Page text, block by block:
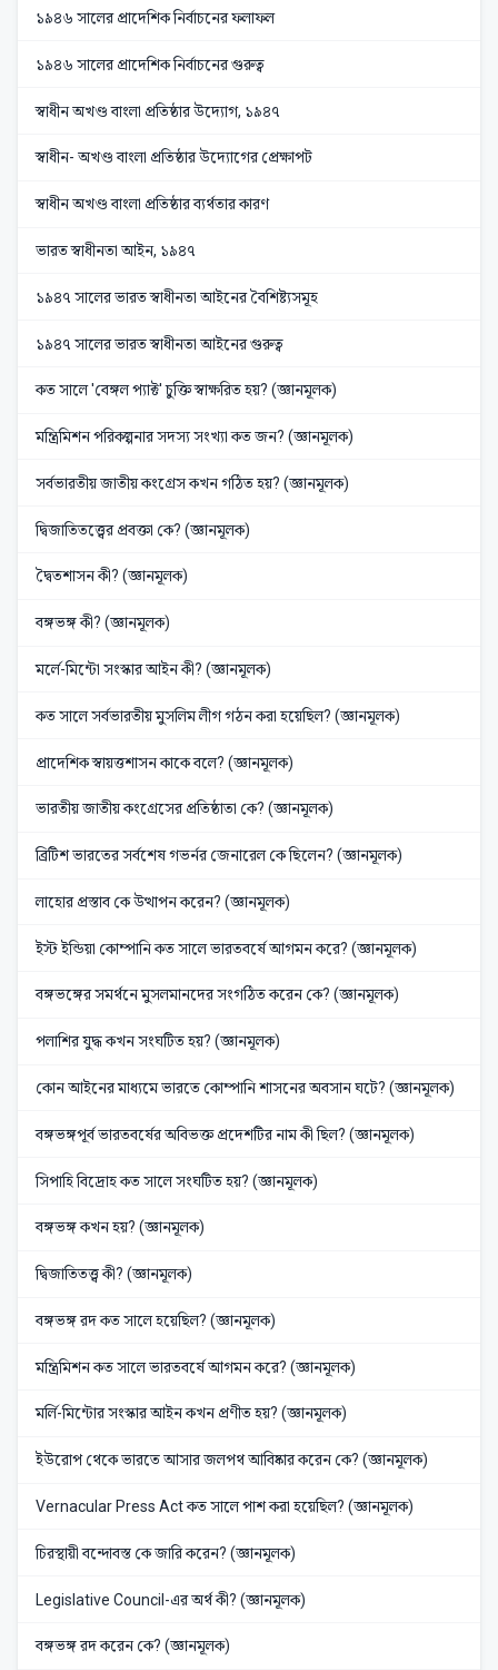
১৯৪৬ সালের প্রাদেশিক নির্বাচনের ফলাফল
১৯৪৬ সালের প্রাদেশিক নির্বাচনের গুরুত্ব
স্বাধীন অখণ্ড বাংলা প্রতিষ্ঠার উদ্যোগ, ১৯৪৭
স্বাধীন- অখণ্ড বাংলা প্রতিষ্ঠার উদ্যোগের প্রেক্ষাপট
স্বাধীন অখণ্ড বাংলা প্রতিষ্ঠার ব্যর্থতার কারণ
ভারত স্বাধীনতা আইন, ১৯৪৭
১৯৪৭ সালের ভারত স্বাধীনতা আইনের বৈশিষ্ট্যসমূহ
১৯৪৭ সালের ভারত স্বাধীনতা আইনের গুরুত্ব
কত সালে 'বেঙ্গল প্যাক্ট' চুক্তি স্বাক্ষরিত হয়? (জ্ঞানমূলক)
মন্ত্রিমিশন পরিকল্পনার সদস্য সংখ্যা কত জন? (জ্ঞানমূলক)
সর্বভারতীয় জাতীয় কংগ্রেস কখন গঠিত হয়? (জ্ঞানমূলক)
দ্বিজাতিতত্ত্বের প্রবক্তা কে? (জ্ঞানমূলক)
দ্বৈতশাসন কী? (জ্ঞানমূলক)
বঙ্গভঙ্গ কী? (জ্ঞানমূলক)
মর্লে-মিন্টো সংস্কার আইন কী? (জ্ঞানমূলক)
কত সালে সর্বভারতীয় মুসলিম লীগ গঠন করা হয়েছিল? (জ্ঞানমূলক)
প্রাদেশিক স্বায়ত্তশাসন কাকে বলে? (জ্ঞানমূলক)
ভারতীয় জাতীয় কংগ্রেসের প্রতিষ্ঠাতা কে? (জ্ঞানমূলক)
ব্রিটিশ ভারতের সর্বশেষ গভর্নর জেনারেল কে ছিলেন? (জ্ঞানমূলক)
লাহোর প্রস্তাব কে উত্থাপন করেন? (জ্ঞানমূলক)
ইস্ট ইন্ডিয়া কোম্পানি কত সালে ভারতবর্ষে আগমন করে? (জ্ঞানমূলক)
বঙ্গভঙ্গের সমর্থনে মুসলমানদের সংগঠিত করেন কে? (জ্ঞানমূলক)
পলাশির যুদ্ধ কখন সংঘটিত হয়? (জ্ঞানমূলক)
কোন আইনের মাধ্যমে ভারতে কোম্পানি শাসনের অবসান ঘটে? (জ্ঞানমূলক)
বঙ্গভঙ্গপূর্ব ভারতবর্ষের অবিভক্ত প্রদেশটির নাম কী ছিল? (জ্ঞানমূলক)
সিপাহি বিদ্রোহ কত সালে সংঘটিত হয়? (জ্ঞানমূলক)
বঙ্গভঙ্গ কখন হয়? (জ্ঞানমূলক)
দ্বিজাতিতত্ত্ব কী? (জ্ঞানমূলক)
বঙ্গভঙ্গ রদ কত সালে হয়েছিল? (জ্ঞানমূলক)
মন্ত্রিমিশন কত সালে ভারতবর্ষে আগমন করে? (জ্ঞানমূলক)
মর্লি-মিন্টোর সংস্কার আইন কখন প্রণীত হয়? (জ্ঞানমূলক)
ইউরোপ থেকে ভারতে আসার জলপথ আবিষ্কার করেন কে? (জ্ঞানমূলক)
Vernacular Press Act কত সালে পাশ করা হয়েছিল? (জ্ঞানমূলক)
চিরস্থায়ী বন্দোবস্ত কে জারি করেন? (জ্ঞানমূলক)
Legislative Council-এর অর্থ কী? (জ্ঞানমূলক)
বঙ্গভঙ্গ রদ করেন কে? (জ্ঞানমূলক)